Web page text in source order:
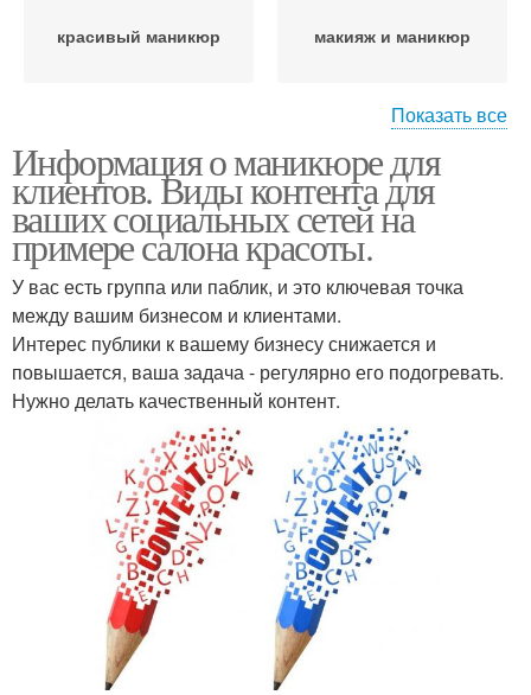
красивый маникюр макияж и маникюр
Маникюр для клиентов Начинающий мастер
Пост про маникюр Цитаты про маникюр
маникюр в домашних
условиях
Показать все
Информация о маникюре для
клиентов. Виды контента для
ваших социальных сетей на
примере салона красоты.
У вас есть группа или паблик, и это ключевая точка
между вашим бизнесом и клиентами.
Интерес публики к вашему бизнесу снижается и
повышается, ваша задача - регулярно его подогревать.
Нужно делать качественный контент.